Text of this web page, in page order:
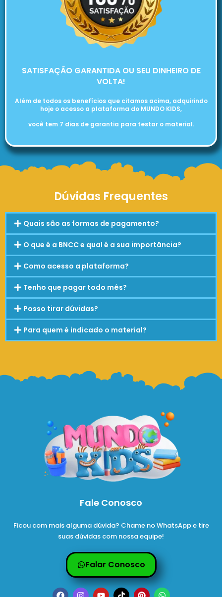
SATISFAÇÃO GARANTIDA OU SEU DINHEIRO DE
VOLTA!
Além de todos os benefícios que citamos acima, adquirindo
hoje o acesso a plataforma do MUNDO KIDS,
você tem 7 dias de garantia para testar o material.
Dúvidas Frequentes
Quais são as formas de pagamento?
O que é a BNCC e qual é a sua importância?
Como acesso a plataforma?
Tenho que pagar todo mês?
Posso tirar dúvidas?
Para quem é indicado o material?
Fale Conosco
Ficou com mais alguma dúvida? Chame no WhatsApp e tire
suas dúvidas com nossa equipe!
Falar Conosco